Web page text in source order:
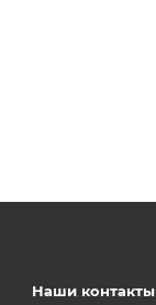
Наши контакты